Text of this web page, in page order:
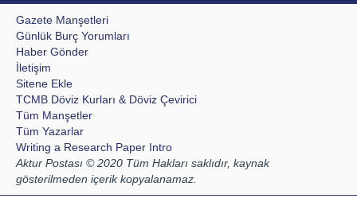
Gazete Manşetleri
Günlük Burç Yorumları
Haber Gönder
İletişim
Sitene Ekle
TCMB Döviz Kurları & Döviz Çevirici
Tüm Manşetler
Tüm Yazarlar
Writing a Research Paper Intro
Aktur Postası © 2020 Tüm Hakları saklıdır, kaynak
gösterilmeden içerik kopyalanamaz.